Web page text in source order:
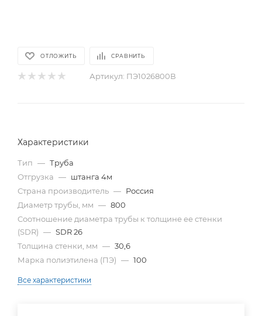
ОТЛОЖИТЬ СРАВНИТЬ
Артикул: ПЭ1026800В
Характеристики
Тип — Труба
Отгрузка — штанга 4м
Страна производитель — Россия
Диаметр трубы, мм — 800
Cоотношение диаметра трубы к толщине ее стенки
(SDR) — SDR 26
Толщина стенки, мм — 30,6
Марка полиэтилена (ПЭ) — 100
Все характеристики